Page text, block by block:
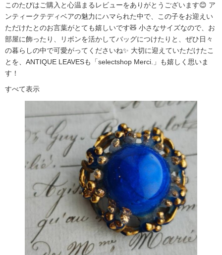
このたびはご購入と心温まるレビューをありがとうございます😊 ア
ンティークテディベアの魅力にハマられた中で、この子をお迎えい
ただけたとのお言葉がとても嬉しいです🧸 小さなサイズなので、お
部屋に飾ったり、リボンを活かしてバッグにつけたりと、ぜひ日々
の暮らしの中で可愛がってくださいね✨ 大切に迎えていただけたこ
とを、ANTIQUE LEAVESも「selectshop Merci.」も嬉しく思いま
す！
すべて表示